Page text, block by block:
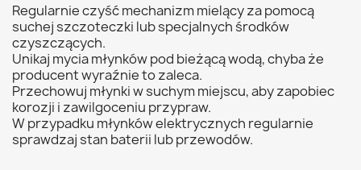
Regularnie czyść mechanizm mielący za pomocą
suchej szczoteczki lub specjalnych środków
czyszczących.
Unikaj mycia młynków pod bieżącą wodą, chyba że
producent wyraźnie to zaleca.
Przechowuj młynki w suchym miejscu, aby zapobiec
korozji i zawilgoceniu przypraw.
W przypadku młynków elektrycznych regularnie
sprawdzaj stan baterii lub przewodów.